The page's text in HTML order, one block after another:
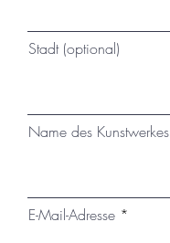
Stadt (optional)
Name des Kunstwerkes
E-Mail-Adresse